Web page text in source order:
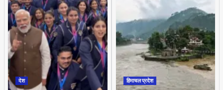
देश हिमाचल प्रदेश